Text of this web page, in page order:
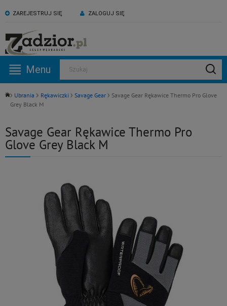
ZAREJESTRUJ SIĘ ZALOGUJ SIĘ
KONTAKT:
530 582 918
Pn -Pt: 09:00 - 17:00
ZAPRASZAMY NA NASZ
Menu Szukaj
Ubrania Rękawiczki Savage Gear
Savage Gear Rękawice Thermo Pro Glove
Grey Black M
Savage Gear Rękawice Thermo Pro
Glove Grey Black M